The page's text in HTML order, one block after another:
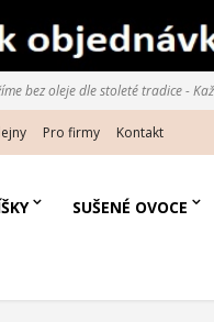
bez oleje dle stoleté tradice -
Pro firmy Kontakt
SUŠENÉ OVOCE